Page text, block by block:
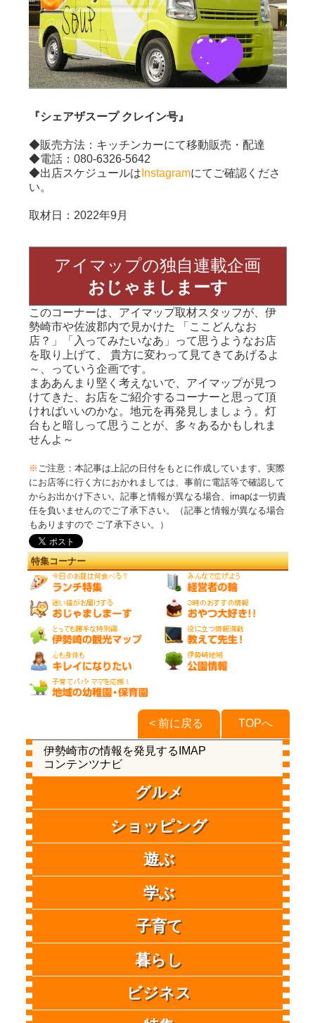
『シェアザスープ クレイン号』
◆販売方法：キッチンカーにて移動販売・配達
◆電話：080-6326-5642
◆出店スケジュールは Instagramにてご確認くださ
い。
取材日：2022年9月
アイマップの独自連載企画
おじゃましまーす
このコーナーは、アイマップ取材スタッフが、伊
勢崎市や佐波郡内で見かけた 「ここどんなお
店？」「入ってみたいなあ」って思うようなお店
を取り上げて、 貴方に変わって見てきてあげるよ
～、っていう企画です。
まああんまり堅く考えないで、アイマップが見つ
けてきた、お店をご紹介するコーナーと思って頂
ければいいのかな。地元を再発見しましょう。灯
台もと暗しって思うことが、多々あるかもしれま
せんよ～
※ ご注意：本記事は上記の日付をもとに作成しています。実際
にお店等に行く方におかれましては、事前に電話等で確認して
からお出かけ下さい。記事と情報が異なる場合、imapは一切責
任を負いませんのでご了承下さい。（記事と情報が異なる場合
もありますので ご了承下さい。）
特集コーナー
TOPへ
< 前に戻る
伊勢崎市の情報を発見するIMAP
コンテンツナビ
グルメ
ショッピング
遊ぶ
学ぶ
子育て
暮らし
ビジネス